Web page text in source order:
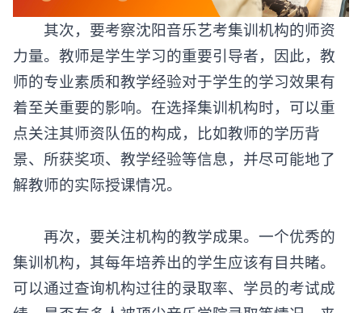
其次，要考察沈阳音乐艺考集训机构的师资
力量。教师是学生学习的重要引导者，因此，教
师的专业素质和教学经验对于学生的学习效果有
着至关重要的影响。在选择集训机构时，可以重
点关注其师资队伍的构成，比如教师的学历背
景、所获奖项、教学经验等信息，并尽可能地了
解教师的实际授课情况。
再次，要关注机构的教学成果。一个优秀的
集训机构，其每年培养出的学生应该有目共睹。
可以通过查询机构过往的录取率、学员的考试成